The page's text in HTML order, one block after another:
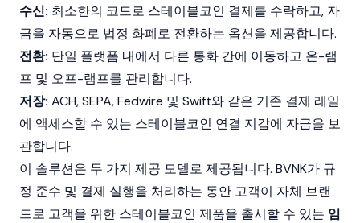
수신: 최소한의 코드로 스테이블코인 결제를 수락하고, 자
금을 자동으로 법정 화폐로 전환하는 옵션을 제공합니다.
전환: 단일 플랫폼 내에서 다른 통화 간에 이동하고 온-램
프 및 오프-램프를 관리합니다.
저장: ACH, SEPA, Fedwire 및 Swift와 같은 기존 결제 레일
에 액세스할 수 있는 스테이블코인 연결 지갑에 자금을 보
관합니다.
이 솔루션은 두 가지 제공 모델로 제공됩니다. BVNK가 규
정 준수 및 결제 실행을 처리하는 동안 고객이 자체 브랜
드로 고객을 위한 스테이블코인 제품을 출시할 수 있는 임